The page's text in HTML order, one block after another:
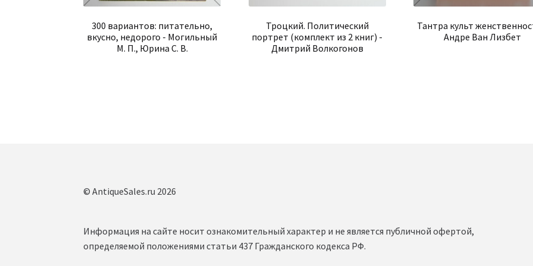
300 вариантов: питательно,
вкусно, недорого - Могильный
М. П., Юрина С. В.
Троцкий. Политический
портрет (комплект из 2 книг) -
Дмитрий Волкогонов
Тантра культ
Андре Ван Лизбет
© AntiqueSales.ru 2026
Информация на сайте носит ознакомительный характер и не является публичной офертой,
определяемой положениями статьи 437 Гражданского кодекса РФ.